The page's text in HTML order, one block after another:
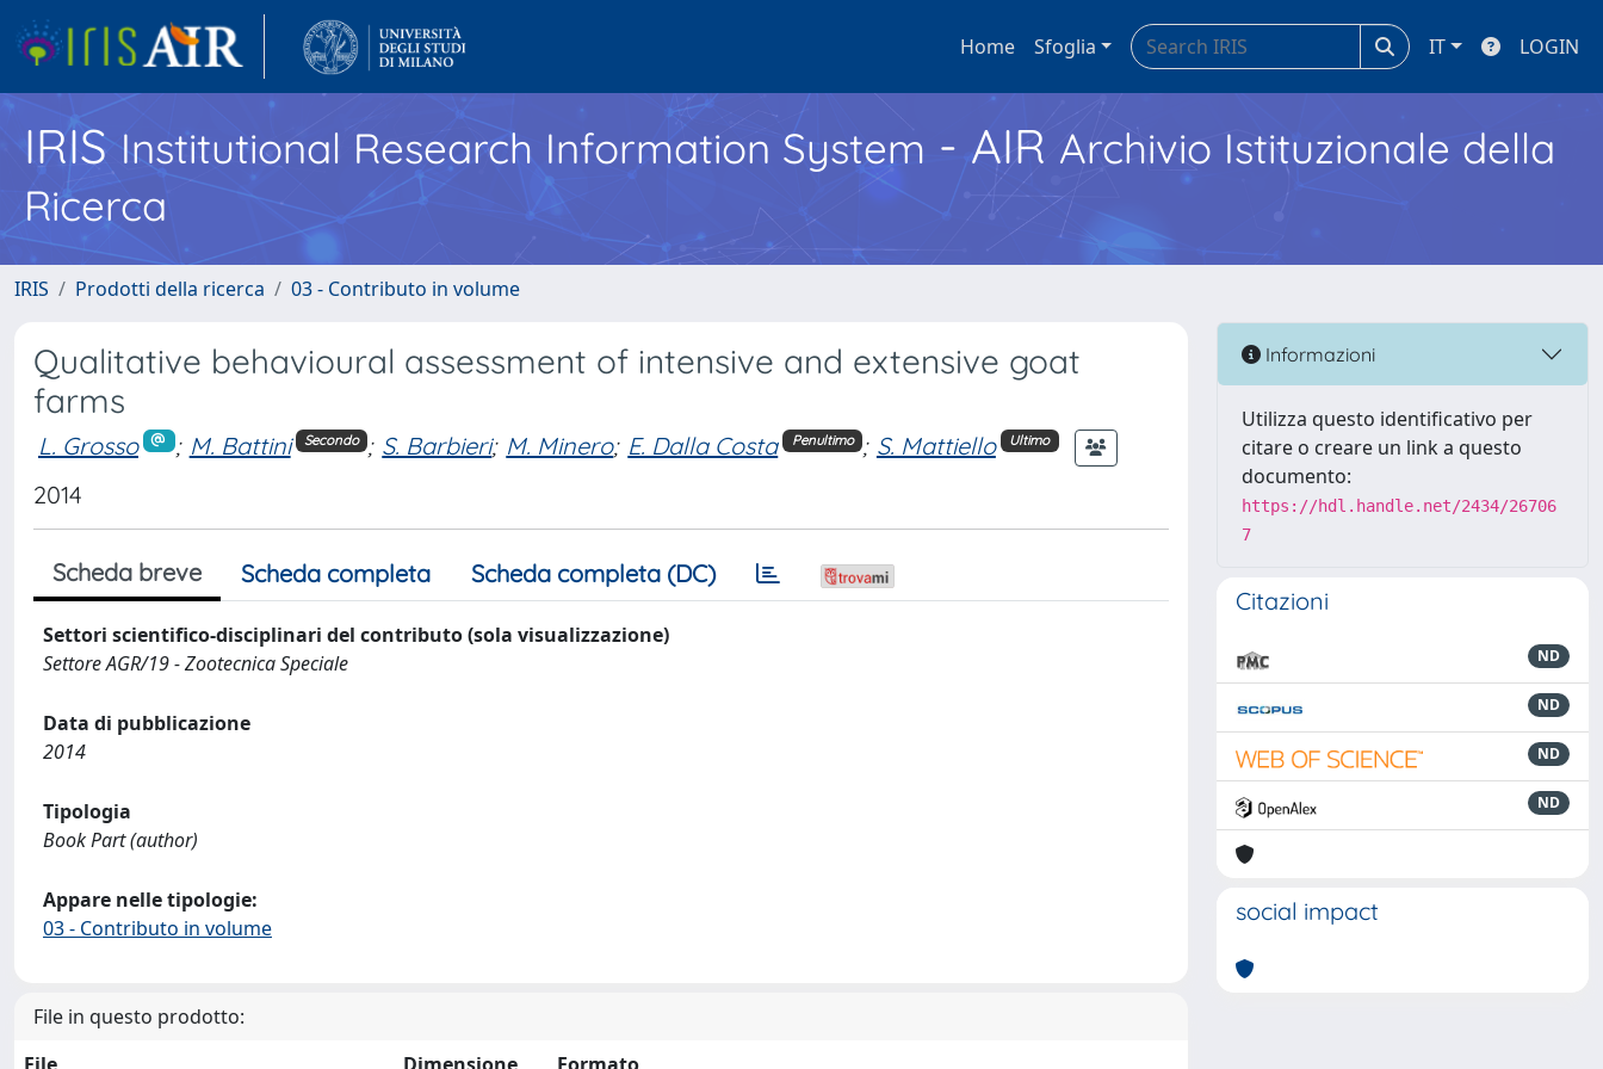
Home Sfoglia IT LOGIN
IRISInstitutional Research Information System - AIR Archivio Istituzionale della
Ricerca
IRIS Prodotti della ricerca 03 - Contributo in volume
Qualitative behavioural assessment of intensive and extensive goat
farms
L. Grosso ; M. Battini Secondo ; S. Barbieri; M. Minero; E. Dalla Costa Penultimo ; S. Mattiello Ultimo
2014
Scheda breve Scheda completa Scheda completa (DC)
Settori scientifico-disciplinari del contributo (sola visualizzazione)
Settore AGR/19 - Zootecnica Speciale
Data di pubblicazione
2014
Tipologia
Book Part (author)
Appare nelle tipologie:
03 - Contributo in volume
File in questo prodotto:
Informazioni
Utilizza questo identificativo per
citare o creare un link a questo
documento:
https://hdl.handle.net/2434/26706
7
Citazioni
ND
ND
ND
ND
social impact